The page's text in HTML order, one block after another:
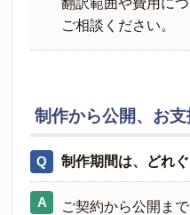
翻訳範囲や費用に
ご相談ください。
制作から公開、お
制作期間は、どれ
ご契約から公開ま